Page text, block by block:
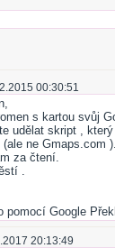
00:30:51
s kartou svůj
udělat skript ,
(ale ne Gmaps.com ).
za čtení.
.
pomocí Google
20:13:49